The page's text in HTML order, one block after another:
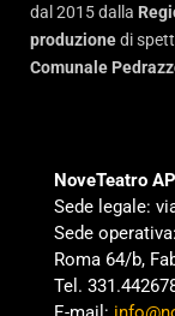
dal 2015 dalla
produzionedi
Comunale
NoveTeatro
Sede legale:
Sede
Roma 64/b,
Tel.